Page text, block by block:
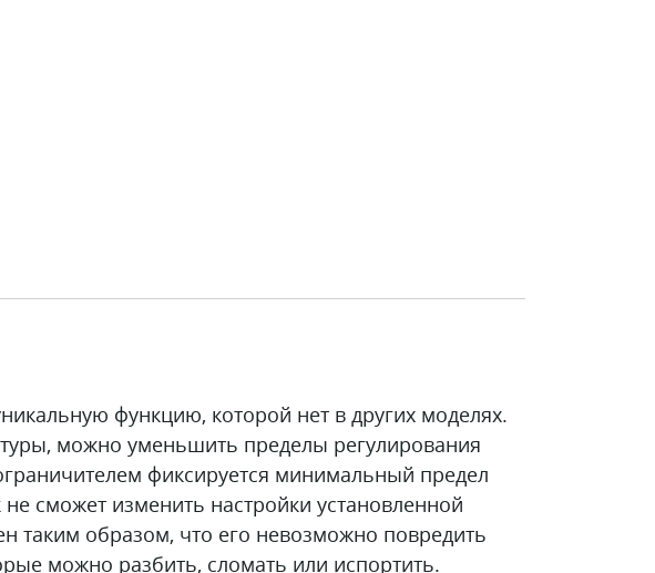
функцию, которой нет в других моделях.
можно уменьшить пределы регулирования
фиксируется минимальный предел
сможет изменить настройки установленной
таким образом, что его невозможно повредить
можно разбить, сломать или испортить.